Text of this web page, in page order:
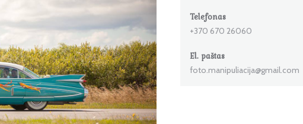
Telefonas
+370 670 26060
El. paštas
foto.manipuliacija@gmail.com